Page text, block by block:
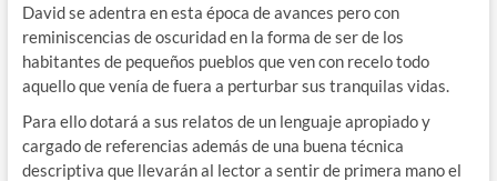
David se adentra en esta época de avances pero con
reminiscencias de oscuridad en la forma de ser de los
habitantes de pequeños pueblos que ven con recelo todo
aquello que venía de fuera a perturbar sus tranquilas vidas.
Para ello dotará a sus relatos de un lenguaje apropiado y
cargado de referencias además de una buena técnica
descriptiva que llevarán al lector a sentir de primera mano el